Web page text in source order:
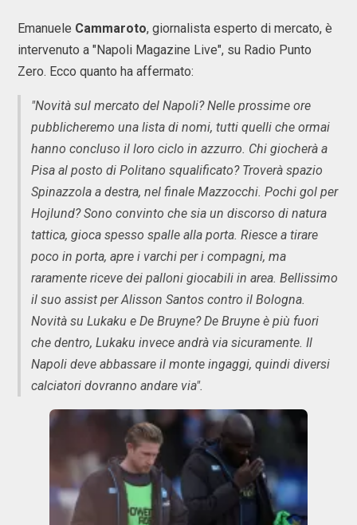
Emanuele Cammaroto, giornalista esperto di mercato, è
intervenuto a "Napoli Magazine Live", su Radio Punto
Zero. Ecco quanto ha affermato:
"Novità sul mercato del Napoli? Nelle prossime ore
pubblicheremo una lista di nomi, tutti quelli che ormai
hanno concluso il loro ciclo in azzurro. Chi giocherà a
Pisa al posto di Politano squalificato? Troverà spazio
Spinazzola a destra, nel finale Mazzocchi. Pochi gol per
Hojlund? Sono convinto che sia un discorso di natura
tattica, gioca spesso spalle alla porta. Riesce a tirare
poco in porta, apre i varchi per i compagni, ma
raramente riceve dei palloni giocabili in area. Bellissimo
il suo assist per Alisson Santos contro il Bologna.
Novità su Lukaku e De Bruyne? De Bruyne è più fuori
che dentro, Lukaku invece andrà via sicuramente. Il
Napoli deve abbassare il monte ingaggi, quindi diversi
calciatori dovranno andare via".